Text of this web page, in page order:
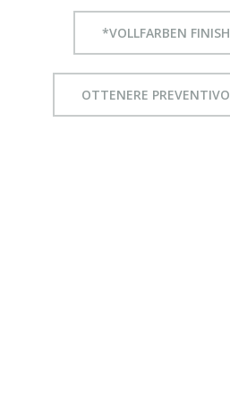
*VOLLFARBEN FINISH
OTTENERE PREVENTIVO